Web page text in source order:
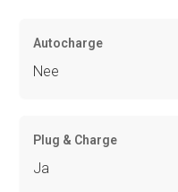
Autocharge
Nee
Plug & Charge
Ja